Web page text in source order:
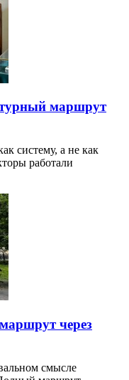
маршрут
систему, а не как
работали
через
смысле